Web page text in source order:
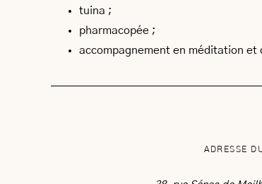
tuina ;
pharmacopée ;
accompagnement en méditation et
ADRESSE